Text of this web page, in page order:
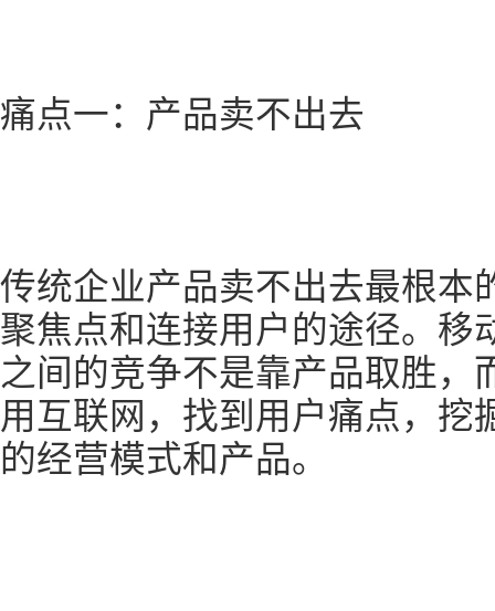
痛点一：产品卖不出去
传统企业产品卖不出去最根本
聚焦点和连接用户的途径。移
之间的竞争不是靠产品取胜，
用互联网，找到用户痛点，挖
的经营模式和产品。